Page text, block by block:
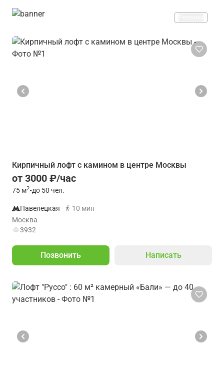
Кирпичный лофт с камином в центре Москвы
от 3000 ₽/час
75 м2•до 50 чел.
Павелецкая
10 мин
Москва
3932
Позвонить Написать